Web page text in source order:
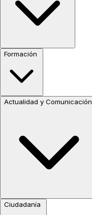
Formación
Actualidad y Comunicación
Ciudadanía